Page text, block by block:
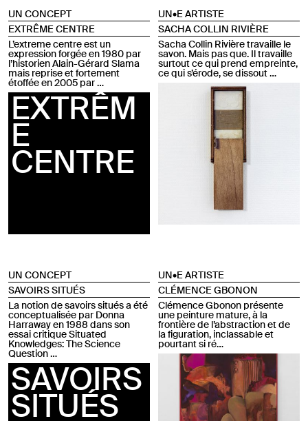
UN CONCEPT
EXTRÊME CENTRE
L’extreme centre est un
expression forgée en 1980 par
l’historien Alain-Gérard Slama
mais reprise et fortement
étoffée en 2005 par …
EXTRÊM
E
CENTRE
UN•E ARTISTE
SACHA COLLIN RIVIÈRE
Sacha Collin Rivière travaille le
savon. Mais pas que. Il travaille
surtout ce qui prend empreinte,
ce qui s’érode, se dissout …
UN CONCEPT
SAVOIRS SITUÉS
La notion de savoirs situés a été
conceptualisée par Donna
Harraway en 1988 dans son
essai critique Situated
Knowledges: The Science
Question …
SAVOIRS
SITUÉS
UN•E ARTISTE
CLÉMENCE GBONON
Clémence Gbonon présente
une peinture mature, à la
frontière de l’abstraction et de
la figuration, inclassable et
pourtant si ré…